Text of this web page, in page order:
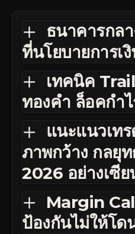
ธนาคารกล
ที่นโยบายการเ
เทคนิค
ทองคำ ล็อคกำ
แนะแนวเท
ภาพกว้าง กลยุ
2026 อย่างเซีย
Margin
ป้องกันไม่ให้โด